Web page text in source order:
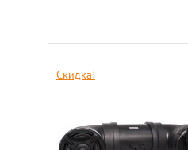
Скидка!